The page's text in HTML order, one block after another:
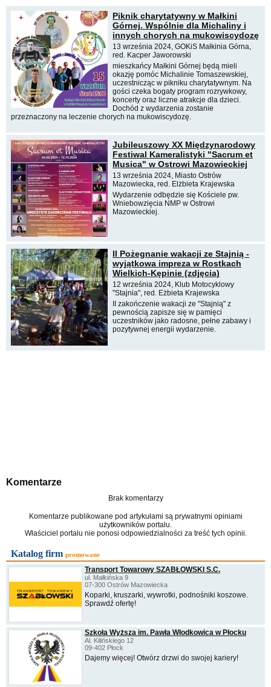
Piknik charytatywny w Małkini
Górnej. Wspólnie dla Michaliny i
innych chorych na mukowiscydozę
13 września 2024, GOKiS Małkinia Górna,
red. Kacper Jaworowski
mieszkańcy Małkini Górnej będą mieli
okazję pomóc Michalinie Tomaszewskiej,
uczestnicząc w pikniku charytatywnym. Na
gości czeka bogaty program rozrywkowy,
koncerty oraz liczne atrakcje dla dzieci.
Dochód z wydarzenia zostanie
przeznaczony na leczenie chorych na mukowiscydozę.
Jubileuszowy XX Międzynarodowy
Festiwal Kameralistyki "Sacrum et
Musica" w Ostrowi Mazowieckiej
13 września 2024, Miasto Ostrów
Mazowiecka, red. Elżbieta Krajewska
Wydarzenie odbędzie się Kościele pw.
Wniebowzięcia NMP w Ostrowi
Mazowieckiej.
II Pożegnanie wakacji ze Stajnią -
wyjątkowa impreza w Rostkach
Wielkich-Kępinie (zdjęcia)
12 września 2024, Klub Motocyklowy
"Stajnia", red. Eżbieta Krajewska
II zakończenie wakacji ze "Stajnią" z
pewnością zapisze się w pamięci
uczestników jako radosne, pełne zabawy i
pozytywnej energii wydarzenie.
Komentarze
Brak komentarzy
Komentarze publikowane pod artykułami są prywatnymi opiniami
użytkowników portalu.
Właściciel portalu nie ponosi odpowiedzialności za treść tych opinii.
Katalog firm promowane
Transport Towarowy SZABŁOWSKI S.C.
ul. Małkińska 9
07-300 Ostrów Mazowiecka
Koparki, kruszarki, wywrotki, podnośniki koszowe.
Sprawdź ofertę!
Szkoła Wyższa im. Pawła Włodkowica w Płocku
Al. Kilińskiego 12
09-402 Płock
Dajemy więcej! Otwórz drzwi do swojej kariery!